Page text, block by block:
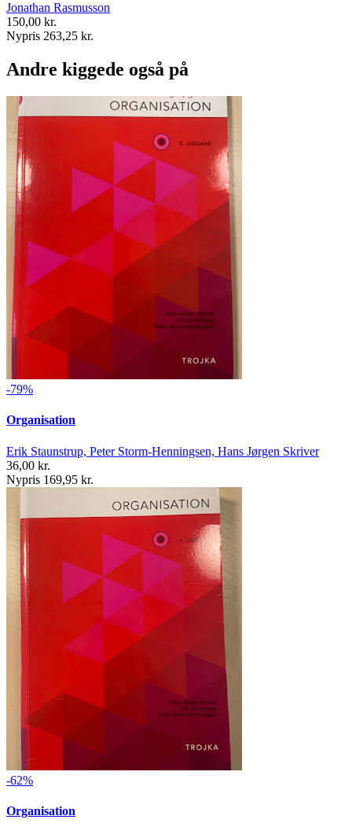
Jonathan Rasmusson
150,00 kr.
Nypris 263,25 kr.
Andre kiggede også på
-79%
Organisation
Erik Staunstrup, Peter Storm-Henningsen, Hans Jørgen Skriver
36,00 kr.
Nypris 169,95 kr.
-62%
Organisation